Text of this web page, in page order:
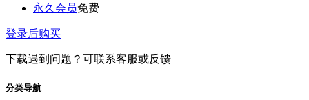
永久会员免费
登录后购买
下载遇到问题？可联系客服或反馈
分类导航